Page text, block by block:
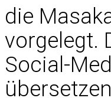
die
vorgelegt.
Social-